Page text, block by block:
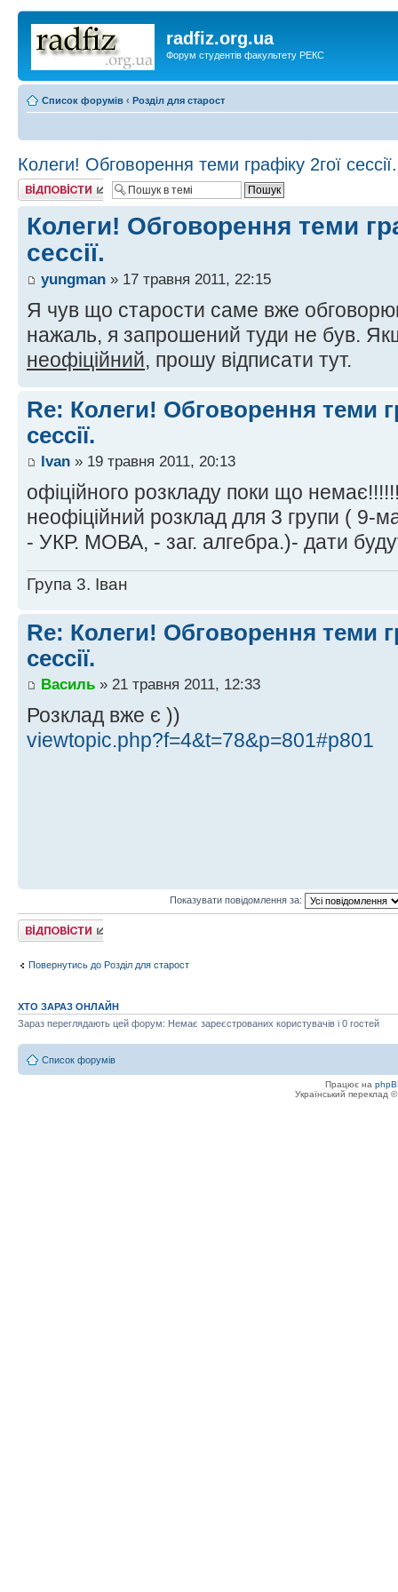
radfiz.org.ua
Форум студентів факультету РЕКС
Список форумів ‹ Розділ для старост
Колеги! Обговорення теми графіку 2гої сессії.
Відповісти
Колеги! Обговорення теми
сессії.
yungman » 17 травня 2011, 22:15
Я чув що старости саме вже
нажаль, я запрошений туди не був.
неофіційний, прошу відписати тут.
Re: Колеги! Обговорення теми
сессії.
Ivan » 19 травня 2011, 20:13
офіційного розкладу поки що
неофіційний розклад для 3 групи (
- УКР. МОВА, - заг. алгебра.)- дати
Група 3. Іван
Re: Колеги! Обговорення теми
сессії.
Василь » 21 травня 2011, 12:33
Розклад вже є ))
viewtopic.php?f=4&t=78&p=801#p801
Показувати повідомлення за:
Відповісти
Повернутись до Розділ для старост
ХТО ЗАРАЗ ОНЛАЙН
Зараз переглядають цей форум: Немає зареєстрованих користувачів і 0 гостей
Список форумів
Працює на
Український переклад